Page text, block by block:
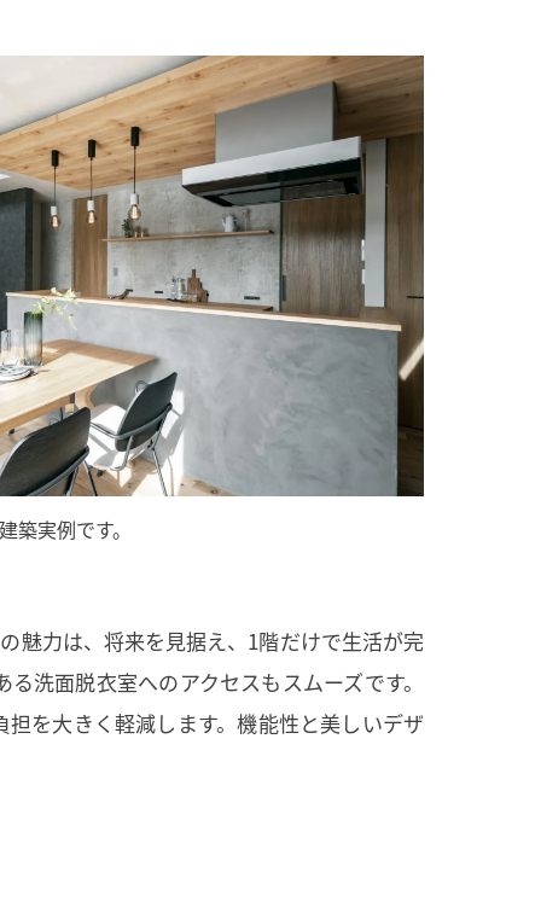
実例です。
魅力は、将来を見据え、1階だけで生活が完
洗面脱衣室へのアクセスもスムーズです。
を大きく軽減します。機能性と美しいデザ